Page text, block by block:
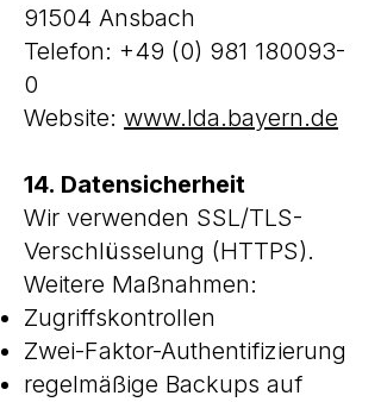
91504 Ansbach
Telefon: +49 (0) 981 180093-
0
Website: www.lda.bayern.de
14. Datensicherheit
Wir verwenden SSL/TLS-
Verschlüsselung (HTTPS).
Weitere Maßnahmen:
Zugriffskontrollen
Zwei-Faktor-Authentifizierung
regelmäßige Backups auf